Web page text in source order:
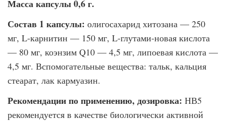
Масса капсулы 0,6 г.
Состав 1 капсулы: олигосахарид хитозана — 250
мг, L-карнитин — 150 мг, L-глутами-новая кислота
— 80 мг, коэнзим Q10 — 4,5 мг, липоевая кислота —
4,5 мг. Вспомога­тельные вещества: тальк, кальция
стеарат, лак кармуазин.
Рекомендации по применению, дозировка: НВ5
рекомендуется в качестве биоло­гически активной